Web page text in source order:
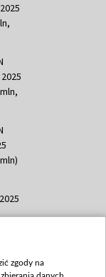
350
zgody na